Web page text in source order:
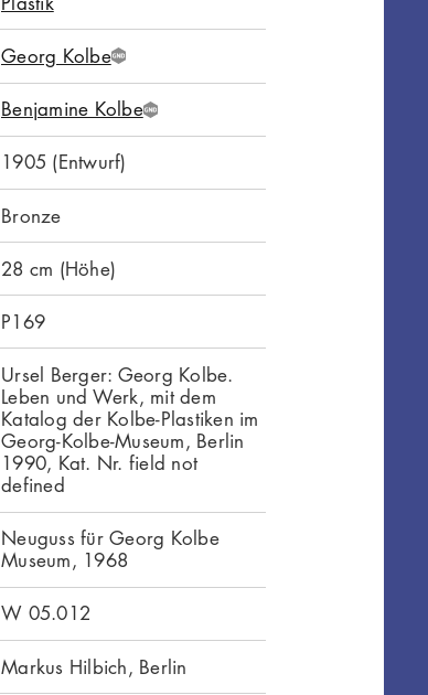
Georg KolbeG
N
D
Benjamine KolbeG
N
1905 (Entwurf)
Bronze
28 cm (Höhe)
P169
Ursel Berger: Georg Kolbe.
Leben und Werk, mit dem
Katalog der Kolbe-Plastiken im
Georg-Kolbe-Museum, Berlin
1990, Kat. Nr. field not
defined
Neuguss für Georg Kolbe
Museum, 1968
W 05.012
Markus Hilbich, Berlin